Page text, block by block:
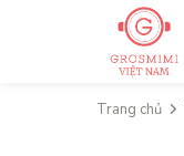
Trang chủ